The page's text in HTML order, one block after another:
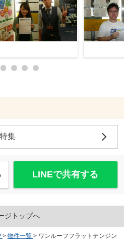
集
LINEで共有する
ジトップへ
> 物件一覧 > ワンルーフフラットテンジン